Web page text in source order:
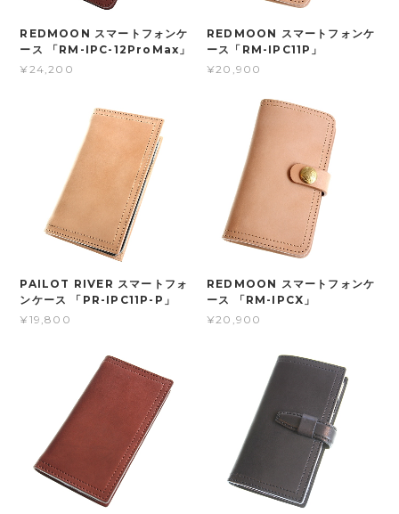
REDMOON スマートフォンケ
ース 「RM-IPC-12ProMax」
¥24,200
REDMOON スマートフォンケ
ース「RM-IPC11P」
¥20,900
PAILOT RIVER スマートフォ
ンケース 「PR-IPC11P-P」
¥19,800
REDMOON スマートフォンケ
ース 「RM-IPCX」
¥20,900